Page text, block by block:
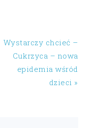
Wystarczy chcieć –
Cukrzyca – nowa
epidemia wśród
dzieci »